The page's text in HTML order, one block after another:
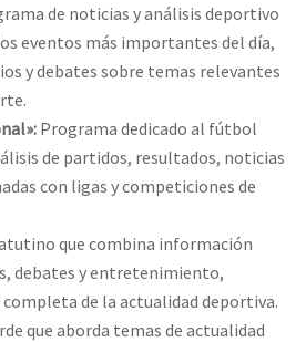
de noticias y análisis deportivo
eventos más importantes del día,
y debates sobre temas relevantes
Programa dedicado al fútbol
de partidos, resultados, noticias
con ligas y competiciones de
que combina información
debates y entretenimiento,
de la actualidad deportiva.
que aborda temas de actualidad